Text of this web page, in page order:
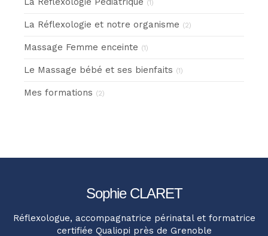
(1)
La Réflexologie et notre organisme (2)
Massage Femme enceinte (1)
Le Massage bébé et ses bienfaits (1)
Mes formations (2)
Sophie CLARET
Réflexologue, accompagnatrice périnatal et formatrice
certifiée Qualiopi près de Grenoble